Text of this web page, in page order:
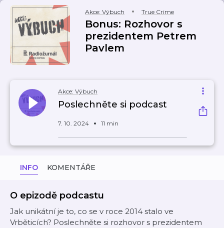
Akce: Výbuch True Crime
Bonus: Rozhovor s
prezidentem Petrem
Pavlem
Akce: Výbuch
Poslechněte si podcast
7. 10. 2024 11 min
INFO KOMENTÁŘE
O epizodě podcastu
Jak unikátní je to, co se v roce 2014 stalo ve
Vrběticích? Poslechněte si rozhovor s prezidentem